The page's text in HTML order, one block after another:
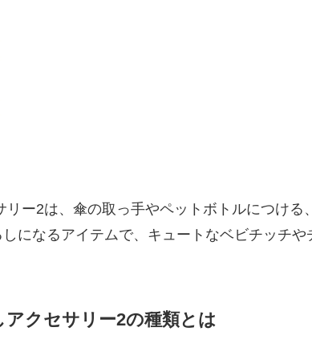
ー2は、傘の取っ手やペットボトルにつける
になるアイテムで、キュートなベビチッチや
クセサリー2の種類とは